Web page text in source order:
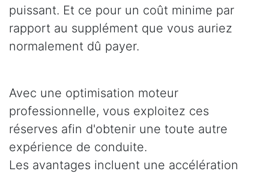
puissant. Et ce pour un coût minime par
rapport au supplément que vous auriez
normalement dû payer.
Avec une optimisation moteur
professionnelle, vous exploitez ces
réserves afin d'obtenir une toute autre
expérience de conduite.
Les avantages incluent une accélération